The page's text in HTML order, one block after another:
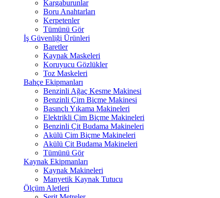
Kargaburunlar
Boru Anahtarları
Kerpetenler
Tümünü Gör
İş Güvenliği Ürünleri
Baretler
Kaynak Maskeleri
Koruyucu Gözlükler
Toz Maskeleri
Bahçe Ekipmanları
Benzinli Ağaç Kesme Makinesi
Benzinli Çim Biçme Makinesi
Basınçlı Yıkama Makineleri
Elektrikli Çim Biçme Makineleri
Benzinli Çit Budama Makineleri
Akülü Çim Biçme Makineleri
Akülü Çit Budama Makineleri
Tümünü Gör
Kaynak Ekipmanları
Kaynak Makineleri
Manyetik Kaynak Tutucu
Ölçüm Aletleri